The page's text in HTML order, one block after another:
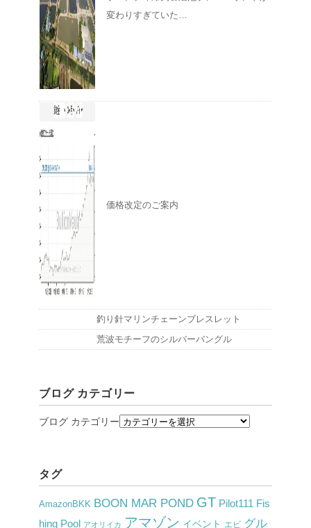
変わりすぎていた…
価格改定のご案内
釣り針マリンチェーンブレスレット
荒波モチーフのシルバーバングル
ブログ カテゴリー
ブログ カテゴリー
タグ
AmazonBKK BOON MAR POND GT Pilot111 Fis
hing Pool アオリイカ アマゾン イベント エビ グル